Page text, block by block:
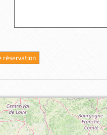
le chargement de la carte...